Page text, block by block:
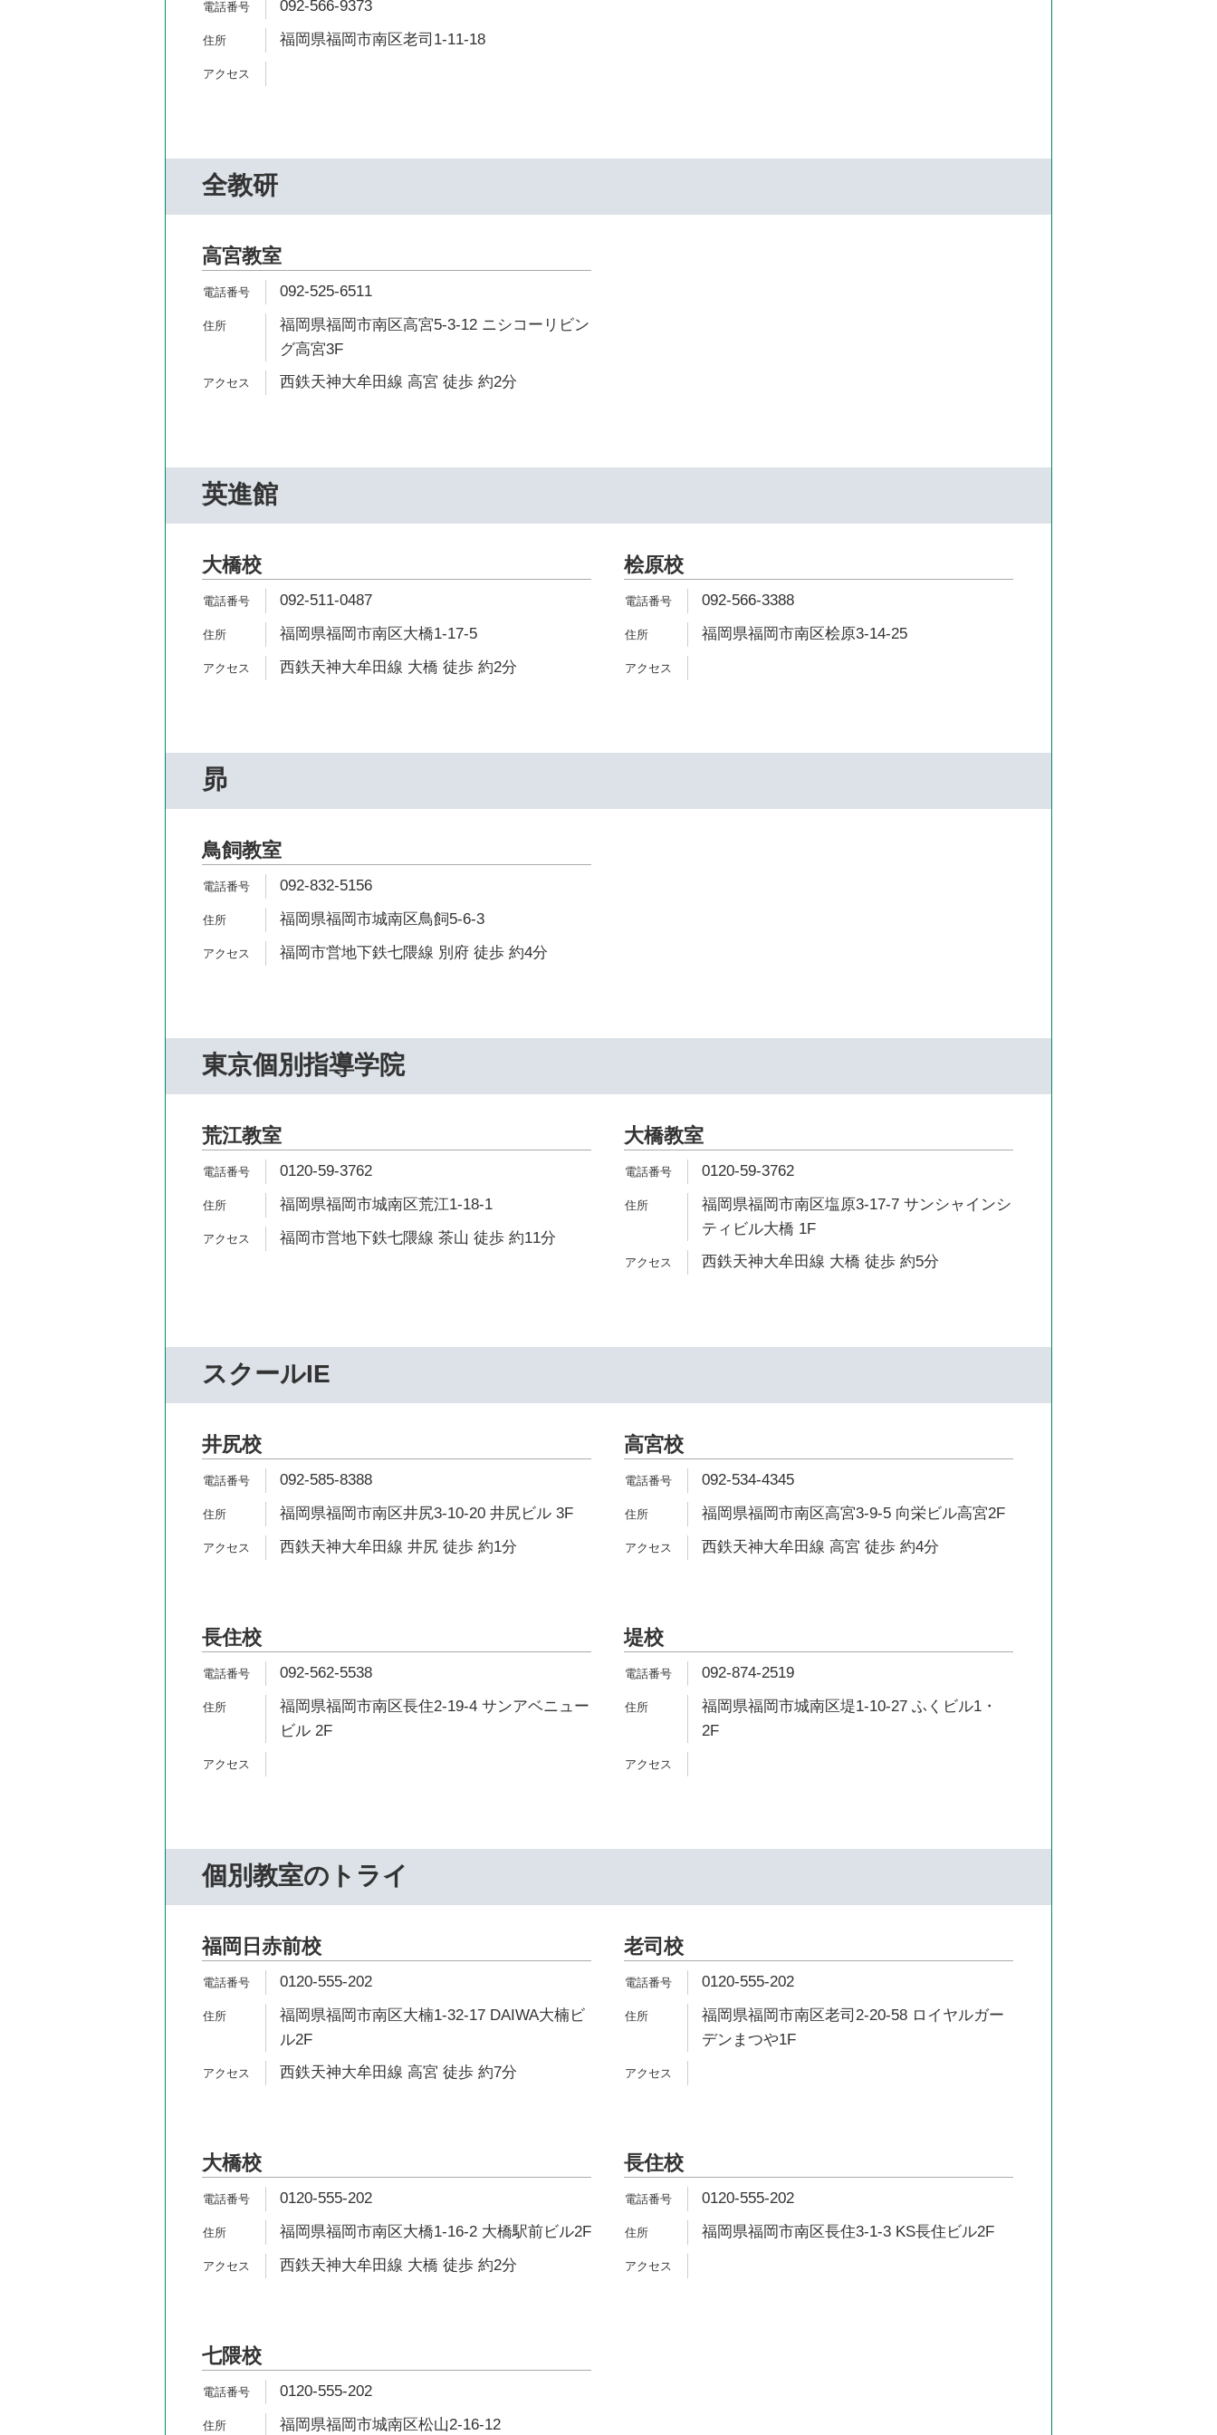
092-566-9373
福岡県福岡市南区老司1-11-18
全教研
高宮教室
092-525-6511
福岡県福岡市南区高宮5-3-12 ニシコーリビン
グ高宮3F
西鉄天神大牟田線 高宮 徒歩 約2分
英進館
大橋校
092-511-0487
福岡県福岡市南区大橋1-17-5
西鉄天神大牟田線 大橋 徒歩 約2分
桧原校
092-566-3388
福岡県福岡市南区桧原3-14-25
昴
鳥飼教室
092-832-5156
福岡県福岡市城南区鳥飼5-6-3
福岡市営地下鉄七隈線 別府 徒歩 約4分
東京個別指導学院
荒江教室
0120-59-3762
福岡県福岡市城南区荒江1-18-1
福岡市営地下鉄七隈線 茶山 徒歩 約11分
大橋教室
0120-59-3762
福岡県福岡市南区塩原3-17-7 サンシャインシ
ティビル大橋 1F
西鉄天神大牟田線 大橋 徒歩 約5分
スクールIE
井尻校
092-585-8388
福岡県福岡市南区井尻3-10-20 井尻ビル 3F
西鉄天神大牟田線 井尻 徒歩 約1分
高宮校
092-534-4345
福岡県福岡市南区高宮3-9-5 向栄ビル高宮2F
西鉄天神大牟田線 高宮 徒歩 約4分
長住校
092-562-5538
福岡県福岡市南区長住2-19-4 サンアベニュー
ビル 2F
堤校
092-874-2519
福岡県福岡市城南区堤1-10-27 ふくビル1・
2F
個別教室のトライ
福岡日赤前校
0120-555-202
福岡県福岡市南区大楠1-32-17 DAIWA大楠ビ
ル2F
西鉄天神大牟田線 高宮 徒歩 約7分
老司校
0120-555-202
福岡県福岡市南区老司2-20-58 ロイヤルガー
デンまつや1F
大橋校
0120-555-202
福岡県福岡市南区大橋1-16-2 大橋駅前ビル2F
西鉄天神大牟田線 大橋 徒歩 約2分
長住校
0120-555-202
福岡県福岡市南区長住3-1-3 KS長住ビル2F
七隈校
0120-555-202
福岡県福岡市城南区松山2-16-12